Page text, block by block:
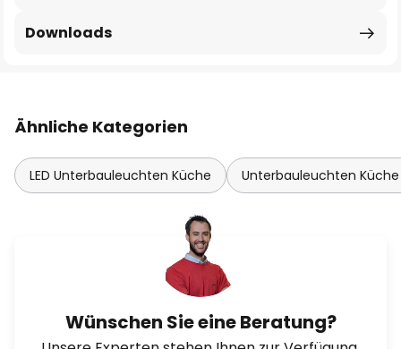
Downloads
Ähnliche Kategorien
LED Unterbauleuchten Küche Unterbauleuchten
Wünschen Sie eine Beratung?